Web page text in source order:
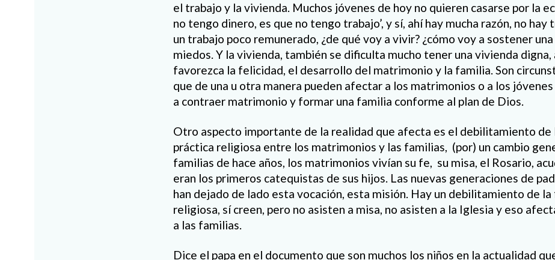
el trabajo y la vivienda. Muchos jóvenes de hoy no quieren casarse por la
no tengo dinero, es que no tengo trabajo’, y sí, ahí hay mucha razón, no hay
un trabajo poco remunerado, ¿de qué voy a vivir? ¿cómo voy a sostener
miedos. Y la vivienda, también se dificulta mucho tener una vivienda digna,
favorezca la felicidad, el desarrollo del matrimonio y la familia. Son
que de una u otra manera pueden afectar a los matrimonios o a los
a contraer matrimonio y formar una familia conforme al plan de Dios.
Otro aspecto importante de la realidad que afecta es el debilitamiento de
práctica religiosa entre los matrimonios y las familias, (por) un cambio
familias de hace años, los matrimonios vivían su fe, su misa, el Rosario,
eran los primeros catequistas de sus hijos. Las nuevas generaciones de
han dejado de lado esta vocación, esta misión. Hay un debilitamiento de
religiosa, sí creen, pero no asisten a misa, no asisten a la Iglesia y eso
a las familias.
Dice el papa en el documento que son muchos los niños en la actualidad